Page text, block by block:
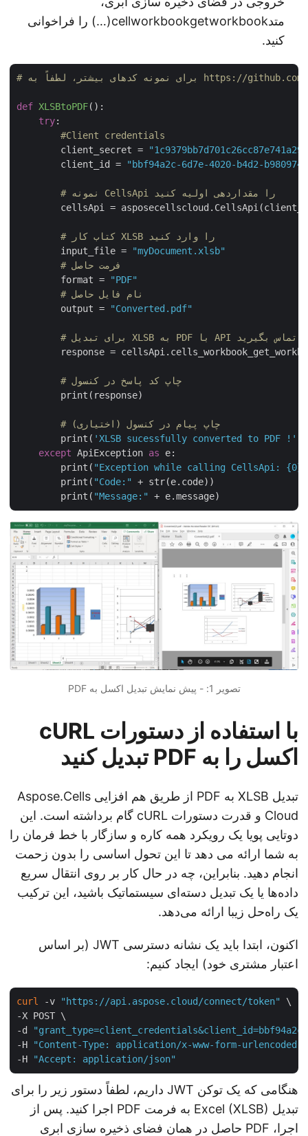
متدcellworkbookgetworkbook(…) را فراخوانی
کنید.
def XLSBtoPDF ():
try
#Client credentials
        client_secret =
        client_id =
"bbf94a2c-6d7e-4020-b4d2-
# نمونه CellsApi را مقداردهی اولیه کنید
cellsApi =
# کتاب کار XLSB را وارد کنید
        input_file =
"myDocument.xlsb"
# فرمت حاصل
        format =
"PDF"
# نام فایل حاصل
        output =
"Converted.pdf"
# برای تبدیل XLSB به PDF با API تماس بگیرید
response =
# چاپ کد پاسخ در کنسول
        print(response)
# چاپ پیام در کنسول (اختیاری)
        print(
'XLSB sucessfully converted to PDF !'
except ApiException as e:
        print(
"Exception while calling CellsApi:
        print(
"Code:" + str(e.code))
        print(
"Message:"
تصویر 1: - پیش نمایش تبدیل اکسل به PDF
با استفاده از دستورات cURL
اکسل را به PDF تبدیل کنید
تبدیل XLSB به PDF از طریق هم افزایی Aspose.Cells
Cloud و قدرت دستورات cURL گام برداشته است. این
دوتایی پویا یک رویکرد همه کاره و سازگار با خط فرمان را
به شما ارائه می دهد تا این تحول اساسی را بدون زحمت
انجام دهید. بنابراین، چه در حال کار بر روی انتقال سریع
داده‌ها یا یک تبدیل دسته‌ای سیستماتیک باشید، این ترکیب
یک راه‌حل زیبا ارائه می‌دهد.
اکنون، ابتدا باید یک نشانه دسترسی JWT (بر اساس
اعتبار مشتری خود) ایجاد کنیم:
curl -v "https://api.aspose.cloud/connect/token" \
-X POST \
-d "grant_type=client_credentials&client_id=bbf94a2c-
-H "Content-Type: application/x-www-form-
-H "Accept: application/json"
هنگامی که یک توکن JWT داریم، لطفاً دستور زیر را برای
تبدیل Excel (XLSB) به فرمت PDF اجرا کنید. پس از
اجرا، PDF حاصل در همان فضای ذخیره سازی ابری